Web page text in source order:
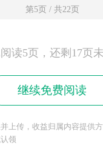
第5页 / 共22页
读5页，还剩17页
继续免费阅读
上传，收益归属内容提供
领